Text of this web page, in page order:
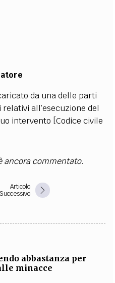
da una delle parti
all’esecuzione del
intervento [Codice civile
ancora commentato.
Articolo
Successivo
abbastanza per
minacce